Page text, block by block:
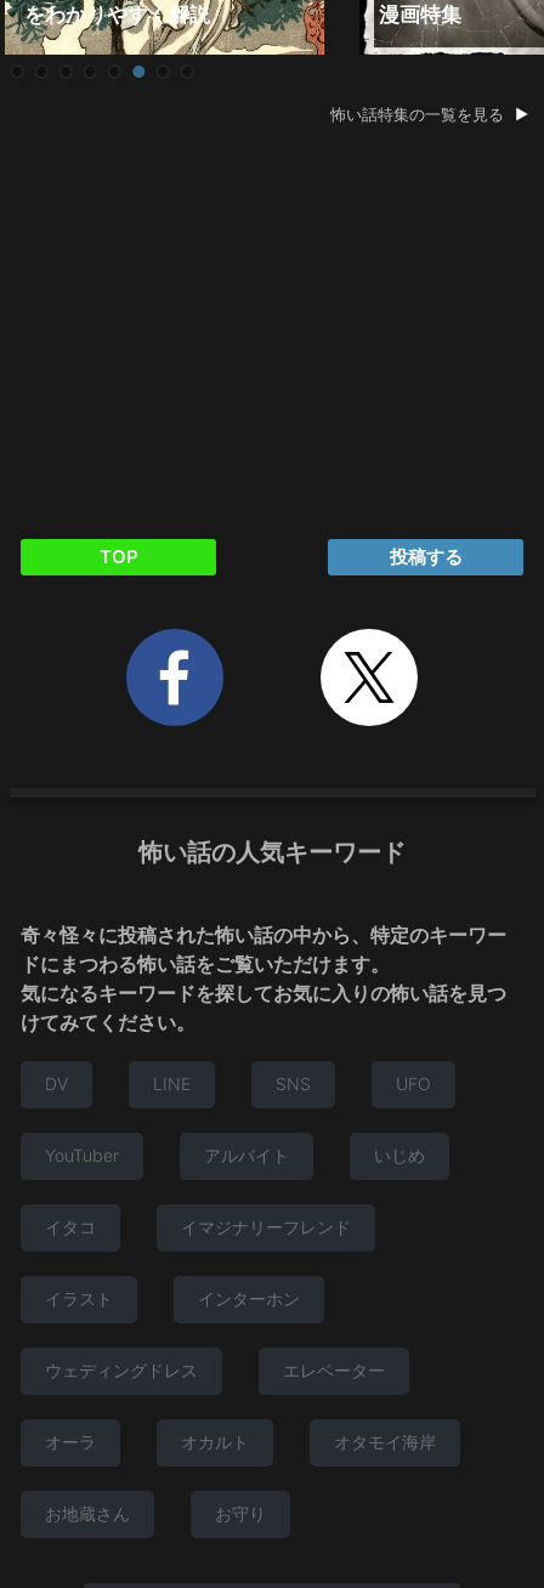
をわかりやすく解説
漫画特集
怖い話特集の一覧を見る
TOP 投稿する
怖い話の人気キーワード
奇々怪々に投稿された怖い話の中から、特定のキーワー
ドにまつわる怖い話をご覧いただけます。
気になるキーワードを探してお気に入りの怖い話を見つ
けてみてください。
DV LINE SNS UFO
YouTuber アルバイト いじめ
イタコ イマジナリーフレンド
イラスト インターホン
ウェディングドレス エレベーター
オーラ オカルト オタモイ海岸
お地蔵さん お守り